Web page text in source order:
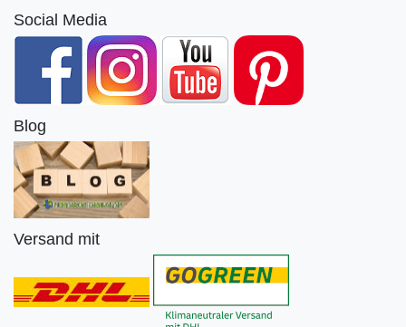
Social Media
Blog
Versand mit